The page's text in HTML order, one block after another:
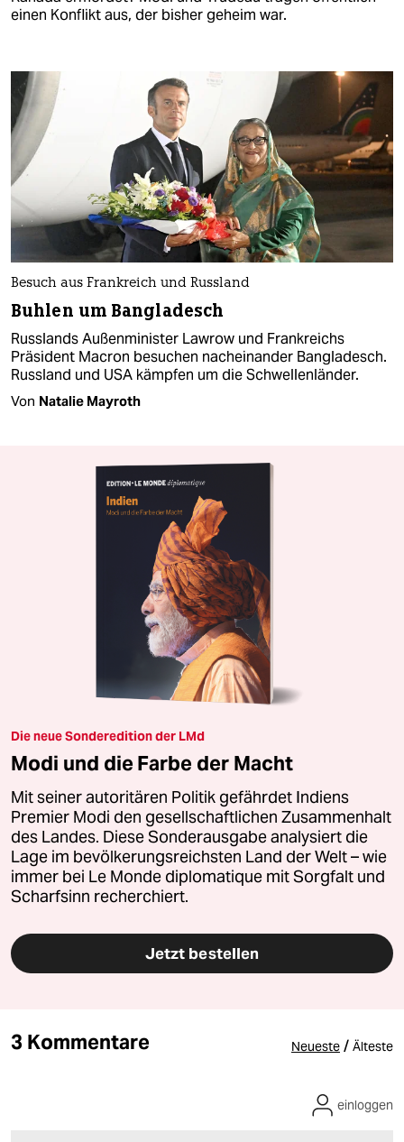
einen Konflikt aus, der bisher geheim war.
Besuch aus Frankreich und Russland
Buhlen um Bangladesch
Russlands Außenminister Lawrow und Frankreichs
Präsident Macron besuchen nacheinander Bangladesch.
Russland und USA kämpfen um die Schwellenländer.
Von Natalie Mayroth
Die neue Sonderedition der LMd
Modi und die Farbe der Macht
Mit seiner autoritären Politik gefährdet Indiens
Premier Modi den gesellschaftlichen Zusammenhalt
des Landes. Diese Sonderausgabe analysiert die
Lage im bevölkerungsreichsten Land der Welt – wie
immer bei Le Monde diplomatique mit Sorgfalt und
Scharfsinn recherchiert.
Jetzt bestellen
3 Kommentare Neueste / Älteste
einloggen